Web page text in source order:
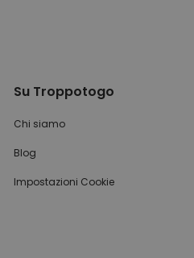
Su Troppotogo
Chi siamo
Blog
Impostazioni Cookie